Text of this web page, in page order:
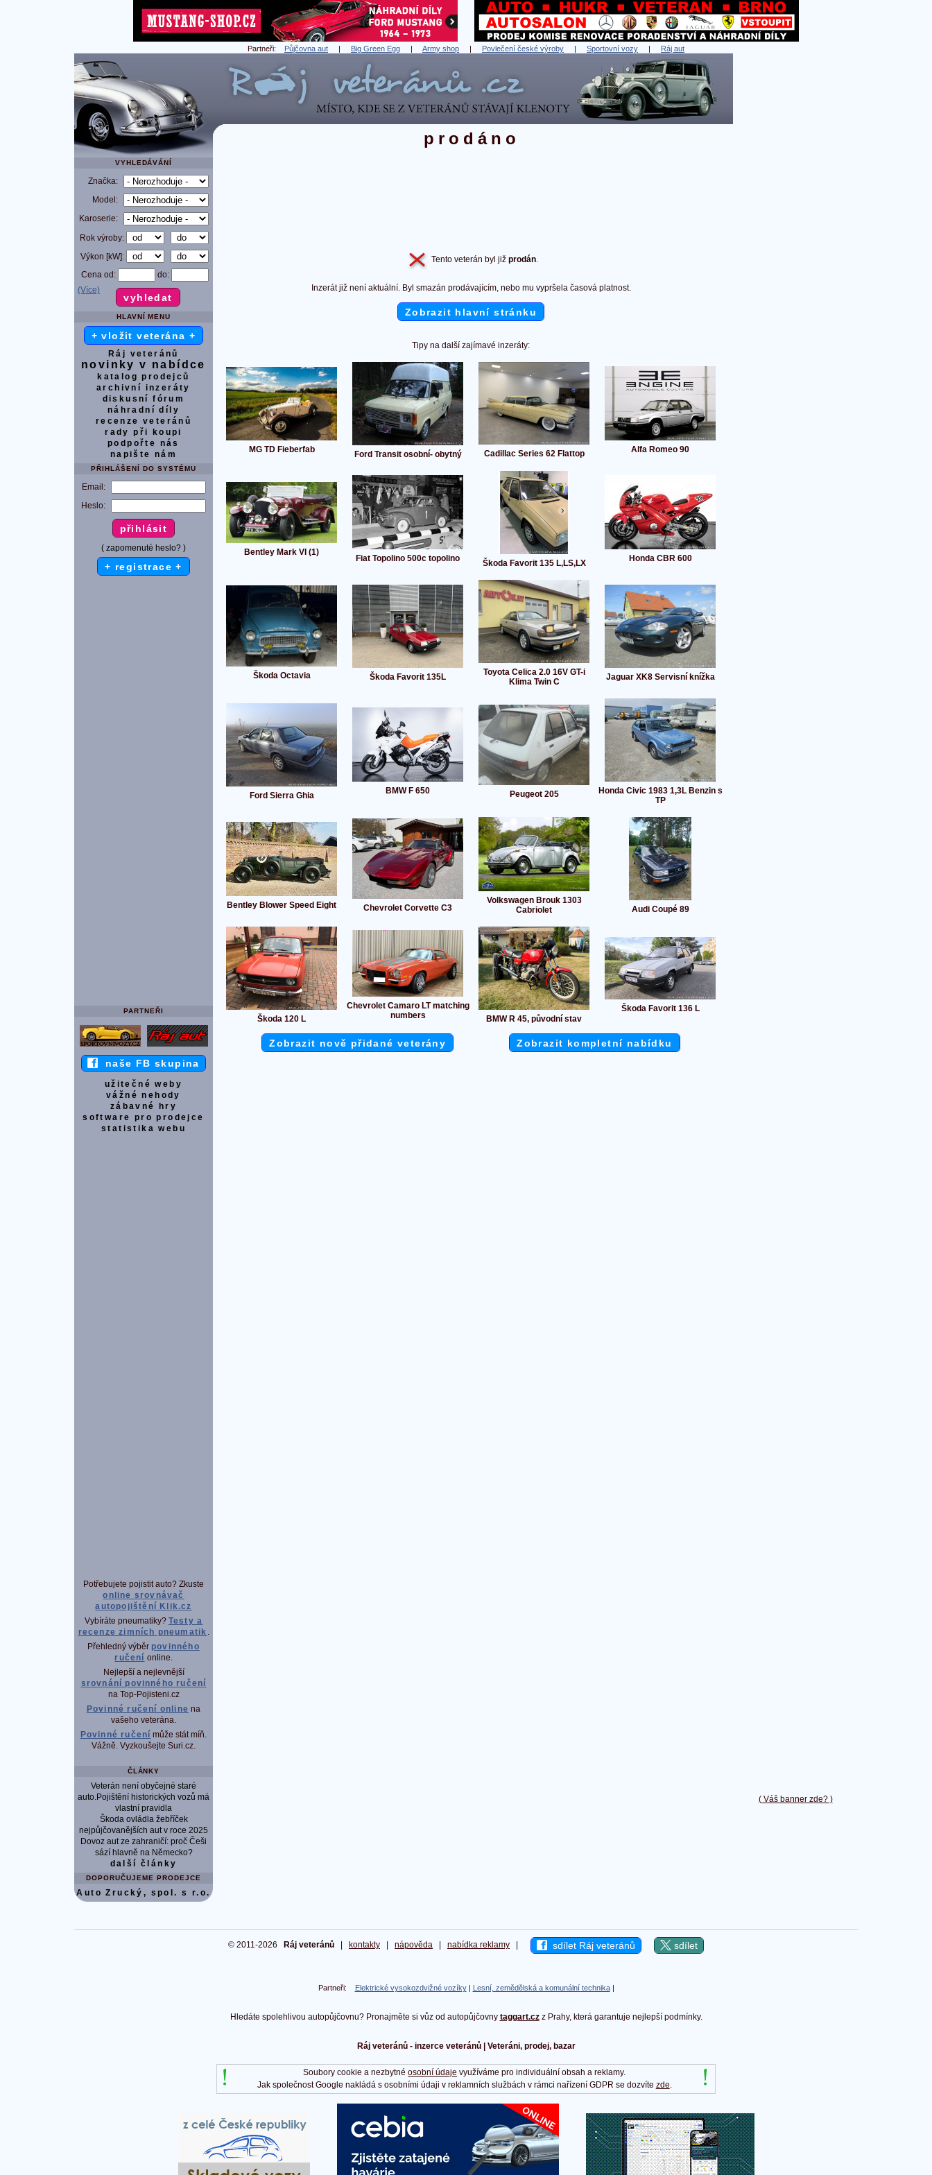
Partneři: Půjčovna aut | Big Green Egg | Army shop | Povlečení české výroby | Sportovní vozy | Ráj aut
( Váš banner zde? )
prodáno
VYHLEDÁVÁNÍ
Značka:
Model:
Karoserie:
Rok výroby:
Výkon [kW]:
Cena od:
do:
(Více)
HLAVNÍ MENU
+ vložit veterána +
Ráj veteránů
novinky v nabídce
katalog prodejců
archivní inzeráty
diskusní fórum
náhradní díly
recenze veteránů
rady při koupi
podpořte nás
napište nám
PŘIHLÁŠENÍ DO SYSTÉMU
Email:
Heslo:
( zapomenuté heslo? )
+ registrace +
PARTNEŘI
naše FB skupina
užitečné weby
vážné nehody
zábavné hry
software pro prodejce
statistika webu
Potřebujete pojistit auto? Zkuste
online srovnávač
autopojištění Klik.cz
Vybíráte pneumatiky? Testy a
recenze zimních pneumatik .
Přehledný výběr povinného
ručení online.
Nejlepší a nejlevnější
srovnání povinného ručení
na Top-Pojisteni.cz
Povinné ručení online na
vašeho veterána.
Povinné ručení může stát míň.
Vážně. Vyzkoušejte Suri.cz.
ČLÁNKY
Veterán není obyčejné staré
auto.Pojištění historických vozů má
vlastní pravidla
Škoda ovládla žebříček
nejpůjčovanějších aut v roce 2025
Dovoz aut ze zahraničí: proč Češi
sází hlavně na Německo?
další články
DOPORUČUJEME PRODEJCE
Auto Zrucký, spol. s r.o.
Tento veterán byl již prodán.
Inzerát již není aktuální. Byl smazán prodávajícím, nebo mu vypršela časová platnost.
Zobrazit hlavní stránku
Tipy na další zajímavé inzeráty:
MG TD Fieberfab Ford Transit osobní- obytný Cadillac Series 62 Flattop Alfa Romeo 90
Bentley Mark VI (1)
Fiat Topolino 500c topolino Škoda Favorit 135 L,LS,LX Honda CBR 600
Škoda Octavia Škoda Favorit 135L
Toyota Celica 2.0 16V GT-i
Klima Twin C
Jaguar XK8 Servisní knížka
Ford Sierra Ghia BMW F 650 Peugeot 205
Honda Civic 1983 1,3L Benzin s
TP
Bentley Blower Speed Eight Chevrolet Corvette C3
Volkswagen Brouk 1303
Cabriolet
Audi Coupé 89
Škoda 120 L
Chevrolet Camaro LT matching
numbers
BMW R 45, původní stav
Škoda Favorit 136 L
Zobrazit nově přidané veterány Zobrazit kompletní nabídku
© 2011-2026 Ráj veteránů kontakty nápověda nabídka reklamy sdílet Ráj veteránů sdílet
Partneři: Elektrické vysokozdvižné vozíky| Lesní, zemědělská a komunální technika|
Hledáte spolehlivou autopůjčovnu? Pronajměte si vůz od autopůjčovny taggart.czz Prahy, která garantuje nejlepší podmínky.
Ráj veteránů - inzerce veteránů | Veteráni, prodej, bazar
Soubory cookie a nezbytnéosobní údaje využíváme pro individuální obsah a reklamy.
Jak společnost Google nakládá s osobními údaji v reklamních službách v rámci nařízení GDPR se dozvíte zde.